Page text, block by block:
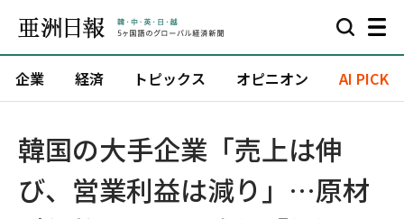
企業 経済 トピックス オピニオン AI PICK
韓国の大手企業「売上は伸
び、営業利益は減り」…原材